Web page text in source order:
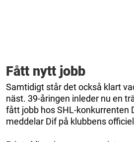
Fått nytt jobb
Samtidigt står det också klart
näst. 39-åringen inleder nu en
fått jobb hos SHL-konkurrenten
meddelar Dif på klubbens